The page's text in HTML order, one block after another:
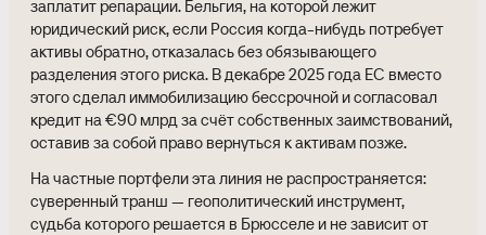
заплатит репарации. Бельгия, на которой лежит
юридический риск, если Россия когда-нибудь потребует
активы обратно, отказалась без обязывающего
разделения этого риска. В декабре 2025 года ЕС вместо
этого сделал иммобилизацию бессрочной и согласовал
кредит на €90 млрд за счёт собственных заимствований,
оставив за собой право вернуться к активам позже.
На частные портфели эта линия не распространяется:
суверенный транш — геополитический инструмент,
судьба которого решается в Брюсселе и не зависит от